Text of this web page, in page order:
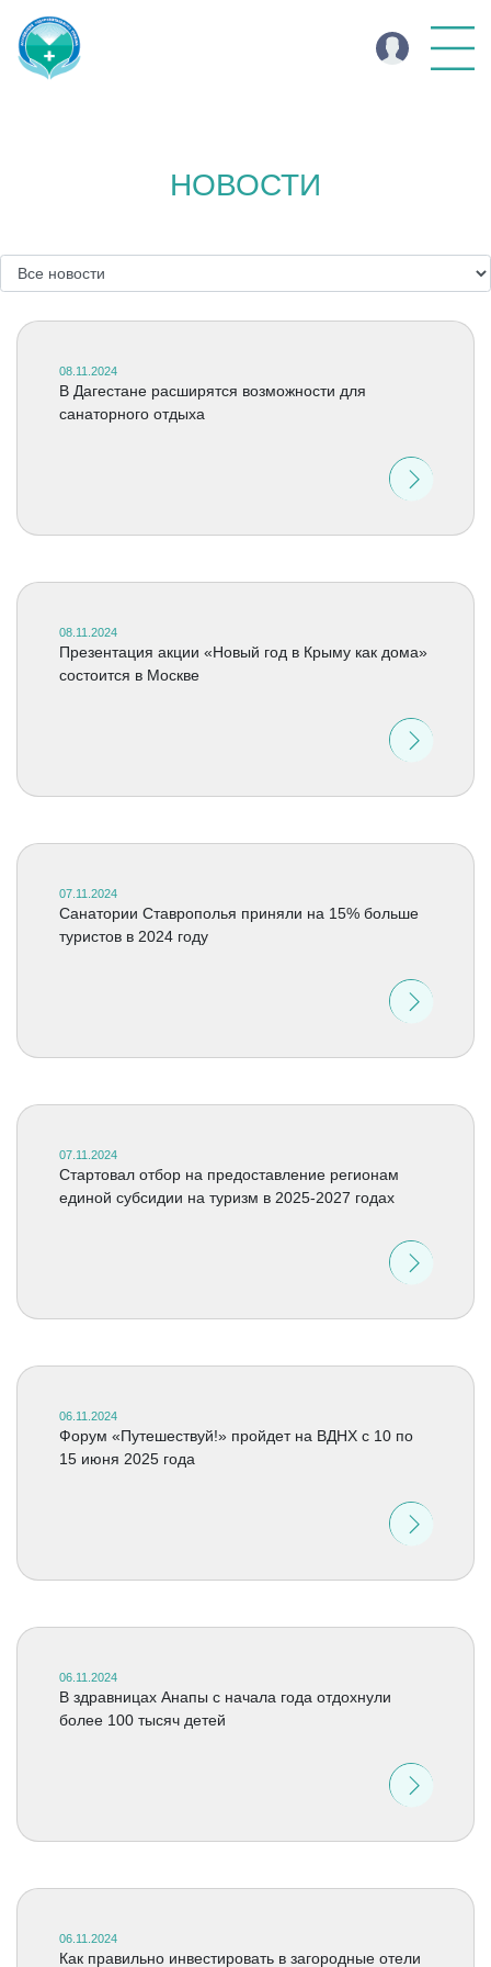
НОВОСТИ
08.11.2024
В Дагестане расширятся возможности для
санаторного отдыха
08.11.2024
Презентация акции «Новый год в Крыму как дома»
состоится в Москве
07.11.2024
Санатории Ставрополья приняли на 15% больше
туристов в 2024 году
07.11.2024
Стартовал отбор на предоставление регионам
единой субсидии на туризм в 2025-2027 годах
06.11.2024
Форум «Путешествуй!» пройдет на ВДНХ с 10 по
15 июня 2025 года
06.11.2024
В здравницах Анапы с начала года отдохнули
более 100 тысяч детей
06.11.2024
Как правильно инвестировать в загородные отели